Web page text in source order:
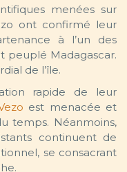
menées sur
ont confirmé leur
à l’un des
peuplé Madagascar.
de l’île.
rapide de leur
est menacée et
temps. Néanmoins,
continuent de
se consacrant